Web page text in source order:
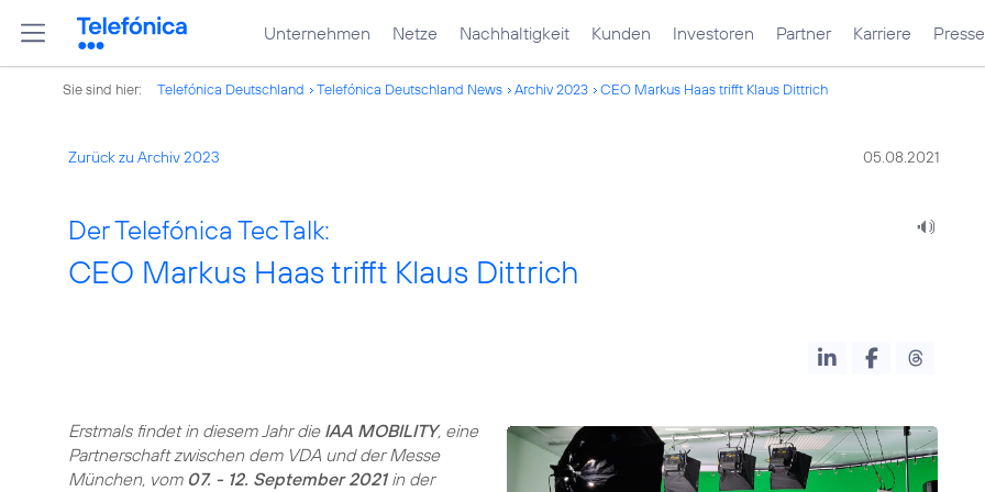
Unternehmen Netze Nachhaltigkeit Kunden Investoren Partner Karriere Presse
Sie sind hier: Telefónica Deutschland Telefónica Deutschland News Archiv 2023 CEO Markus Haas trifft Klaus Dittrich
Zurück zu Archiv 2023 05.08.2021
Der Telefónica TecTalk:
CEO Markus Haas trifft Klaus Dittrich
Erstmals findet in diesem Jahr die IAA MOBILITY, eine
Partnerschaft zwischen dem VDA und der Messe
München, vom 07. - 12. September 2021in der